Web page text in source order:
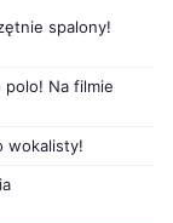
spalony!
polo! Na filmie
wokalisty!